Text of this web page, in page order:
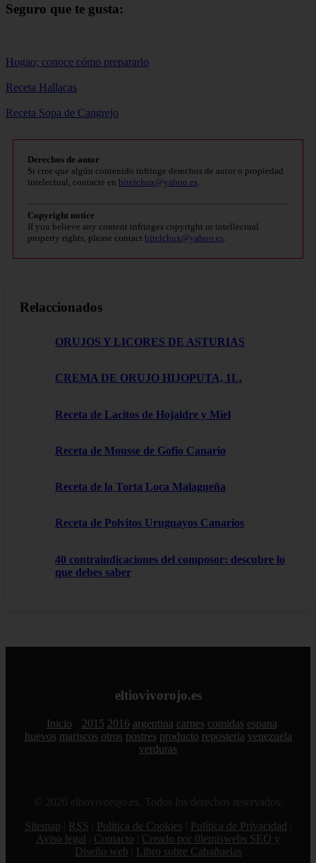
Seguro que te gusta:
Hogao; conoce cómo prepararlo
Receta Hallacas
Receta Sopa de Cangrejo
Derechos de autor
Si cree que algún contenido infringe derechos de autor o propiedad
intelectual, contacte en bitelchux@yahoo.es
Copyright notice
If you believe any content infringes copyright or intellectual
property rights, please contact bitelchux@yahoo.es
Relaccionados
ORUJOS Y LICORES DE ASTURIAS
CREMA DE ORUJO HIJOPUTA, 1L.
Receta de Lacitos de Hojaldre y Miel
Receta de Mousse de Gofio Canario
Receta de la Torta Loca Malagueña
Receta de Polvitos Uruguayos Canarios
40 contraindicaciones del composor: descubre lo
que debes saber
eltiovivorojo.es
Inicio 2015 2016 argentina carnes comidas espana
huevos mariscos otros postres producto reposteria venezuela
verduras
© 2026 eltiovivorojo.es. Todos los derechos reservados.
Sitemap
RSS Política de Cookies Política de Privacidad
Aviso legal
Contacto
Creado por 0lemiswebs SEO y
Diseño web
Libro sobre Cabañuelas